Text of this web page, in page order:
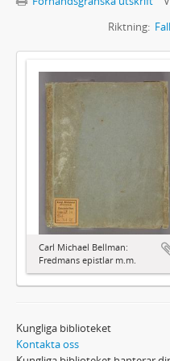
Riktning:
Carl Michael Bellman:
Fredmans epistlar m.m.
Kungliga biblioteket
Kontakta oss